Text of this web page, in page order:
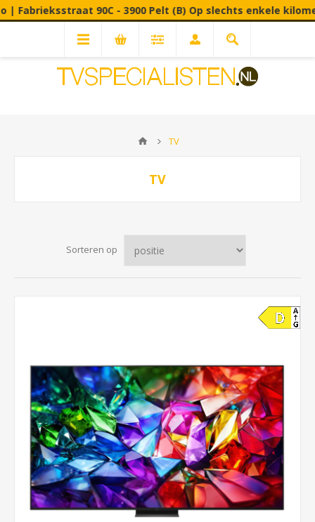
Pelt (B) Op slechts enkele kilometers van de NL grens met
TV
TV
Sorteren op